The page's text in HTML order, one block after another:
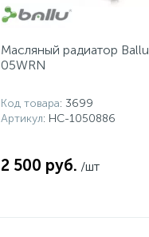
Масляный радиатор
05WRN
Код товара: 3699
Артикул: НС-1050886
2 500 руб. /шт